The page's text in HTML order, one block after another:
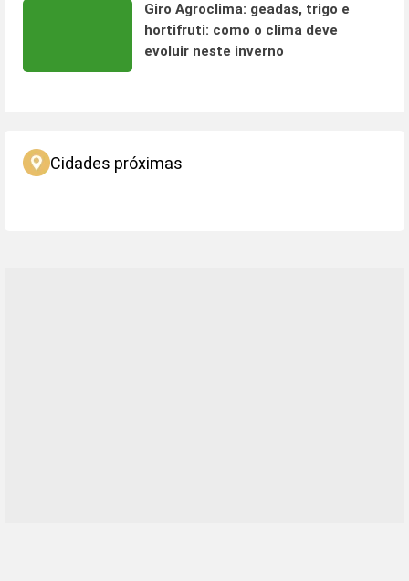
Giro Agroclima: geadas, trigo e
hortifruti: como o clima deve
evoluir neste inverno
Cidades próximas